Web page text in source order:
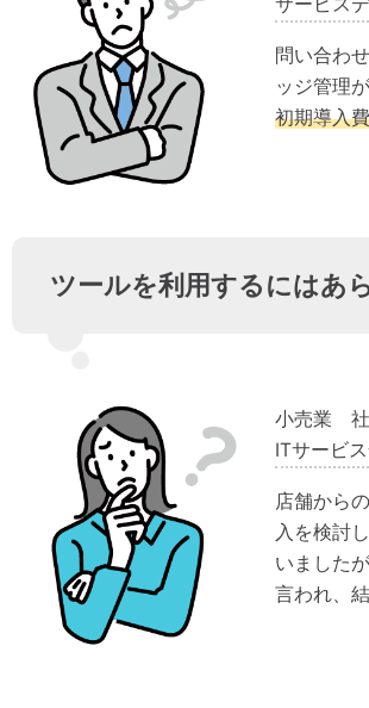
問い合わ
ッジ管理
初期導入
ツールを利用するにはあ
小売業 社
ITサービ
店舗から
入を検討
いましたが
言われ、